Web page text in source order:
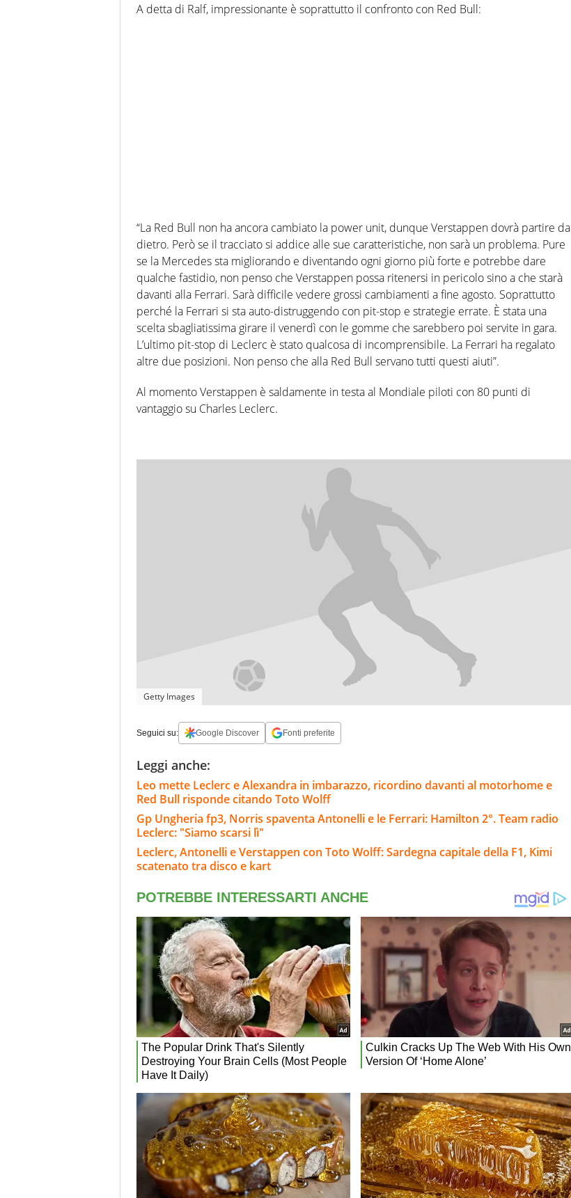
A detta di Ralf, impressionante è soprattutto il confronto con Red Bull:
“La Red Bull non ha ancora cambiato la power unit, dunque Verstappen dovrà partire da
dietro. Però se il tracciato si addice alle sue caratteristiche, non sarà un problema. Pure
se la Mercedes sta migliorando e diventando ogni giorno più forte e potrebbe dare
qualche fastidio, non penso che Verstappen possa ritenersi in pericolo sino a che starà
davanti alla Ferrari. Sarà difficile vedere grossi cambiamenti a fine agosto. Soprattutto
perché la Ferrari si sta auto-distruggendo con pit-stop e strategie errate. È stata una
scelta sbagliatissima girare il venerdì con le gomme che sarebbero poi servite in gara.
L’ultimo pit-stop di Leclerc è stato qualcosa di incomprensibile. La Ferrari ha regalato
altre due posizioni. Non penso che alla Red Bull servano tutti questi aiuti”.
Al momento Verstappen è saldamente in testa al Mondiale piloti con 80 punti di
vantaggio su Charles Leclerc.
Getty Images
Seguici su: Google Discover Fonti preferite
Leggi anche:
Leo mette Leclerc e Alexandra in imbarazzo, ricordino davanti al motorhome e
Red Bull risponde citando Toto Wolff
Gp Ungheria fp3, Norris spaventa Antonelli e le Ferrari: Hamilton 2°. Team radio
Leclerc: "Siamo scarsi lì"
Leclerc, Antonelli e Verstappen con Toto Wolff: Sardegna capitale della F1, Kimi
scatenato tra disco e kart